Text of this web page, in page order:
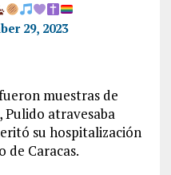
29, 2023
muestras de
Pulido atravesaba
su hospitalización
de Caracas.